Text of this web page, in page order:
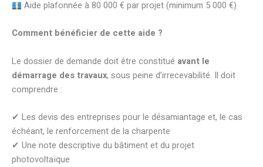
Aide plafonnée à 80 000 € par projet (minimum 5 000 €)
Comment bénéficier de cette aide ?
Le dossier de demande doit être constitué avant le
démarrage des travaux, sous peine d’irrecevabilité. Il doit
comprendre :
✔ Les devis des entreprises pour le désamiantage et, le cas
échéant, le renforcement de la charpente
✔ Une note descriptive du bâtiment et du projet
photovoltaïque